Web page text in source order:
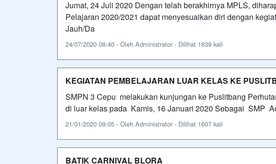
Jumat, 24 Juli 2020 Dengan telah berakhirnya MPLS,
Pelajaran 2020/2021 dapat menyesuaikan diri dengan
Jauh/Da
24/07/2020 08:40 - Oleh Administrator - Dilihat 1639 kali
KEGIATAN PEMBELAJARAN LUAR KELAS KE
SMPN 3 Cepu melakukan kunjungan ke Puslitbang
di luar kelas pada Kamis, 16 Januari 2020 Sebagai SMP
21/01/2020 09:05 - Oleh Administrator - Dilihat 1607 kali
BATIK CARNIVAL BLORA